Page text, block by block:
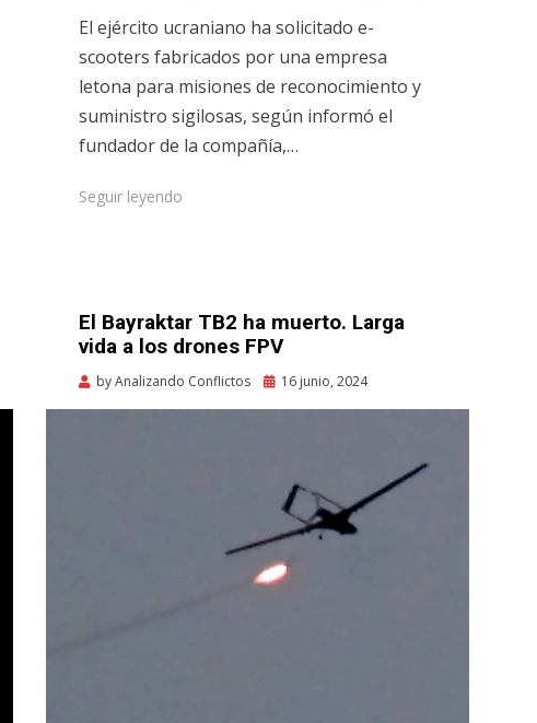
El ejército ucraniano ha solicitado e-
scooters fabricados por una empresa
letona para misiones de reconocimiento y
suministro sigilosas, según informó el
fundador de la compañía,…
Seguir leyendo
El Bayraktar TB2 ha muerto. Larga
vida a los drones FPV
byAnalizando Conflictos
Posted
16 junio, 2024